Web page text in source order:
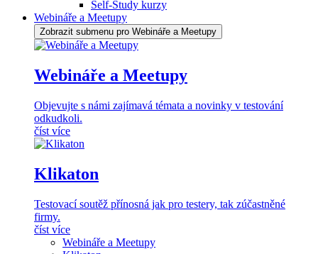
Self-Study kurzy
Webináře a Meetupy
Zobrazit submenu pro Webináře a Meetupy
Webináře a Meetupy
Objevujte s námi zajímavá témata a novinky v testování
odkudkoli.
číst více
Klikaton
Testovací soutěž přínosná jak pro testery, tak zúčastněné
firmy.
číst více
Webináře a Meetupy